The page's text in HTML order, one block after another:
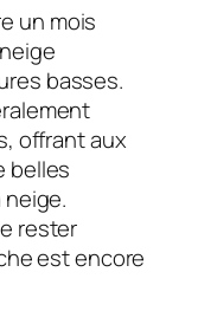
un mois
basses.
offrant aux
belles
rester
est encore